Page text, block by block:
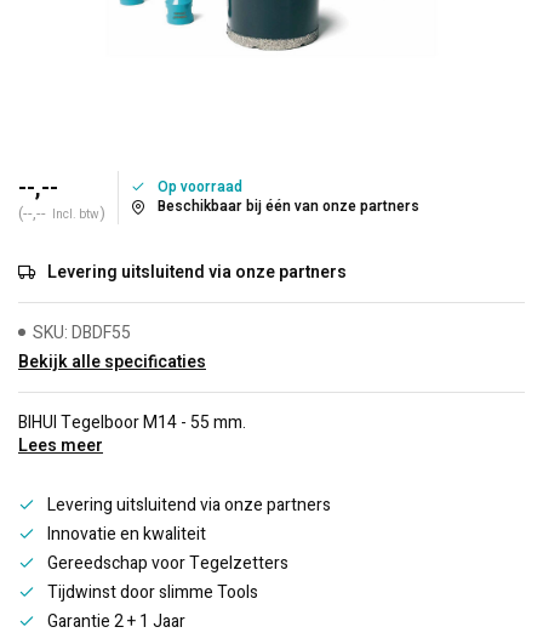
--,--
(--,-- Incl. btw)
Op voorraad
Beschikbaar bij één van onze partners
Levering uitsluitend via onze partners
SKU: DBDF55
Bekijk alle specificaties
BIHUI Tegelboor M14 - 55 mm.
Lees meer
Levering uitsluitend via onze partners
Innovatie en kwaliteit
Gereedschap voor Tegelzetters
Tijdwinst door slimme Tools
Garantie 2 + 1 Jaar